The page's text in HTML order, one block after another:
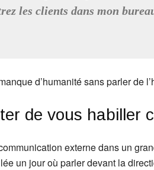
les clients dans mon
d’humanité sans parler de
de vous habiller
externe dans un
un jour où parler devant la